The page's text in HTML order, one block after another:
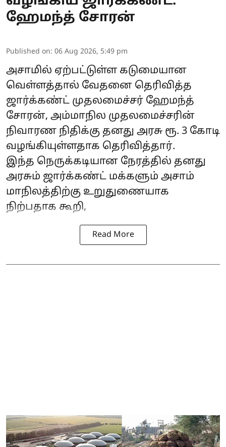
ஹேமந்த் சோரன்
Published on: 06 Aug 2026, 5:49 pm
அசாமில் ஏற்பட்டுள்ள கடுமையான
வெள்ளத்தால் வேதனை தெரிவித்த
ஜார்க்கண்ட் முதலமைச்சர் ஹேமந்த்
சோரன், அம்மாநில முதலமைச்சரின்
நிவாரண நிதிக்கு தனது அரசு ரூ. 3 கோடி
வழங்கியுள்ளதாக தெரிவித்தார்.
இந்த நெருக்கடியான நேரத்தில் தனது
அரசும் ஜார்க்கண்ட் மக்களும் அசாம்
மாநிலத்திற்கு உறுதுணையாக
நிற்பதாக கூறி,
Read More